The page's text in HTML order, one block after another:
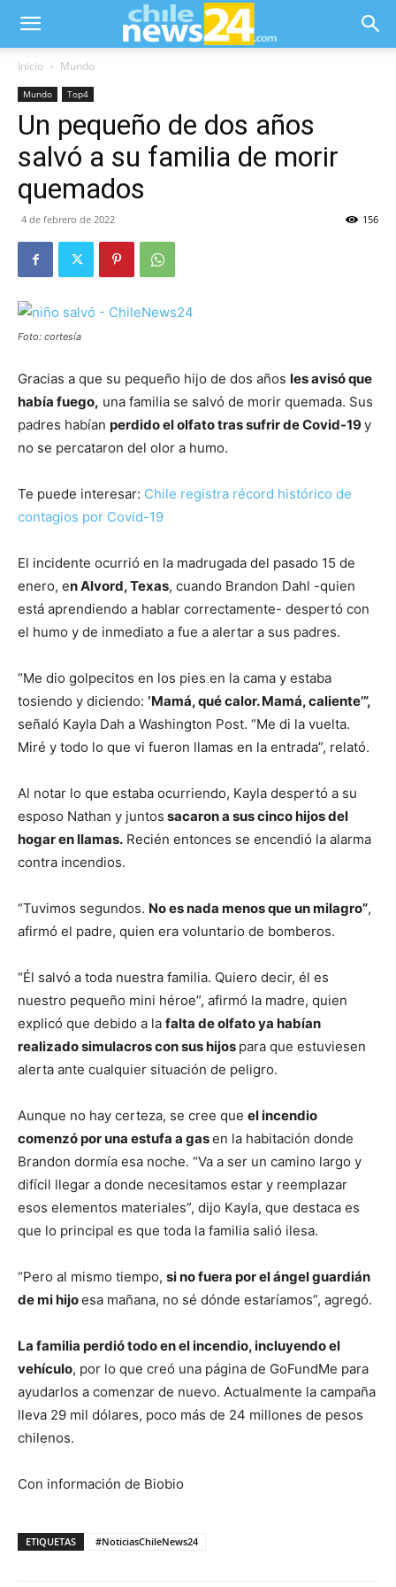
Inicio Mundo
Mundo Top4
Un pequeño de dos años
salvó a su familia de morir
quemados
4 de febrero de 2022 156
Foto: cortesía
Gracias a que su pequeño hijo de dos años les avisó que
había fuego, una familia se salvó de morir quemada. Sus
padres habían perdido el olfato tras sufrir de Covid-19y
no se percataron del olor a humo.
Te puede interesar: Chile registra récord histórico de
contagios por Covid-19
El incidente ocurrió en la madrugada del pasado 15 de
enero, en Alvord, Texas, cuando Brandon Dahl -quien
está aprendiendo a hablar correctamente- despertó con
el humo y de inmediato a fue a alertar a sus padres.
“Me dio golpecitos en los pies en la cama y estaba
tosiendo y diciendo: ‘Mamá, qué calor. Mamá, caliente’”,
señaló Kayla Dah a Washington Post. “Me di la vuelta.
Miré y todo lo que vi fueron llamas en la entrada”, relató.
Al notar lo que estaba ocurriendo, Kayla despertó a su
esposo Nathan y juntos sacaron a sus cinco hijos del
hogar en llamas. Recién entonces se encendió la alarma
contra incendios.
“Tuvimos segundos. No es nada menos que un milagro”,
afirmó el padre, quien era voluntario de bomberos.
“Él salvó a toda nuestra familia. Quiero decir, él es
nuestro pequeño mini héroe”, afirmó la madre, quien
explicó que debido a la falta de olfato ya habían
realizado simulacros con sus hijos para que estuviesen
alerta ante cualquier situación de peligro.
Aunque no hay certeza, se cree que el incendio
comenzó por una estufa a gasen la habitación donde
Brandon dormía esa noche. “Va a ser un camino largo y
difícil llegar a donde necesitamos estar y reemplazar
esos elementos materiales”, dijo Kayla, que destaca es
que lo principal es que toda la familia salió ilesa.
“Pero al mismo tiempo, si no fuera por el ángel guardián
de mi hijoesa mañana, no sé dónde estaríamos”, agregó.
La familia perdió todo en el incendio, incluyendo el
vehículo, por lo que creó una página de GoFundMe para
ayudarlos a comenzar de nuevo. Actualmente la campaña
lleva 29 mil dólares, poco más de 24 millones de pesos
chilenos.
Con información de Biobio
ETIQUETAS #NoticiasChileNews24